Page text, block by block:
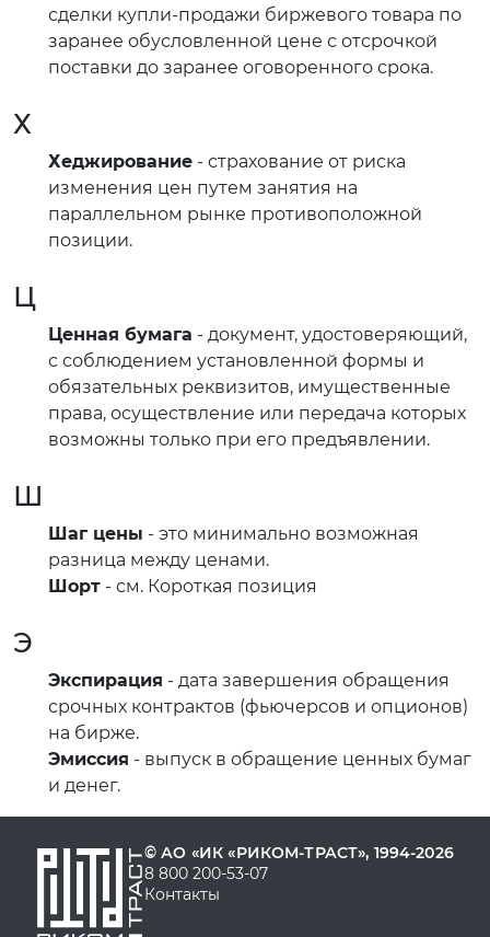
сделки купли-продажи биржевого товара по
заранее обусловленной цене с отсрочкой
поставки до заранее оговоренного срока.
Х
Хеджирование - страхование от риска
изменения цен путем занятия на
параллельном рынке противоположной
позиции.
Ц
Ценная бумага - документ, удостоверяющий,
с соблюдением установленной формы и
обязательных реквизитов, имущественные
права, осуществление или передача которых
возможны только при его предъявлении.
Ш
Шаг цены - это минимально возможная
разница между ценами.
Шорт - см. Короткая позиция
Э
Экспирация - дата завершения обращения
срочных контрактов (фьючерсов и опционов)
на бирже.
Эмиссия - выпуск в обращение ценных бумаг
и денег.
© АО «ИК «РИКОМ-ТРАСТ», 1994-2026
8 800 200-53-07
Контакты